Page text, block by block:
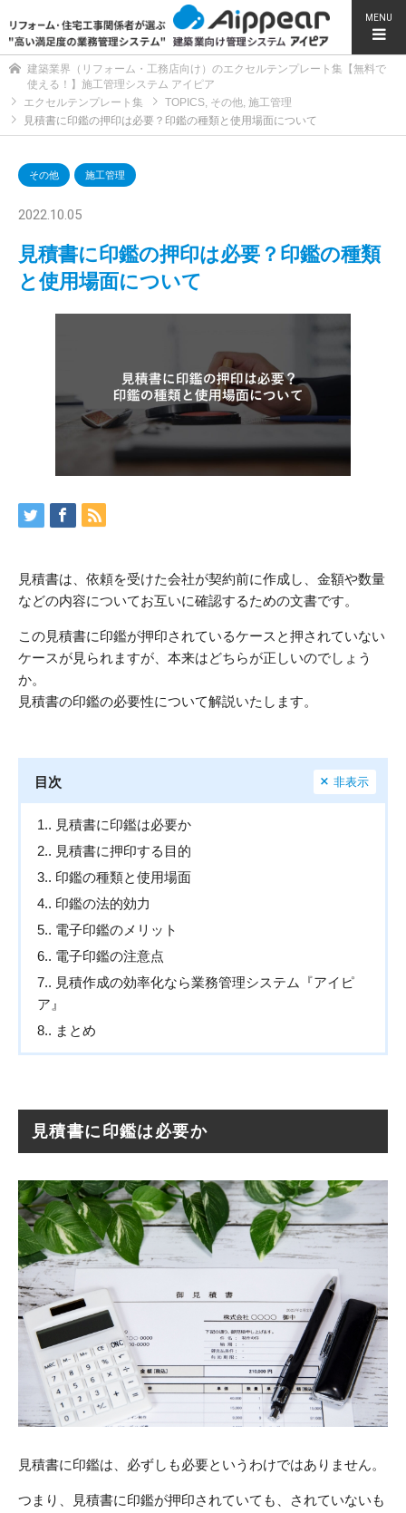
MENU
建築業界（リフォーム・工務店向け）のエクセルテンプレート集【無料で
使える！】施工管理システム アイピア
エクセルテンプレート集
TOPICS, その他, 施工管理
見積書に印鑑の押印は必要？印鑑の種類と使用場面について
その他 施工管理
2022.10.05
見積書に印鑑の押印は必要？印鑑の種類
と使用場面について
見積書は、依頼を受けた会社が契約前に作成し、金額や数量
などの内容についてお互いに確認するための文書です。
この見積書に印鑑が押印されているケースと押されていない
ケースが見られますが、本来はどちらが正しいのでしょう
か。
見積書の印鑑の必要性について解説いたします。
目次 非表示
1.
見積書に印鑑は必要か
2.
見積書に押印する目的
3. 印鑑の種類と使用場面
4. 印鑑の法的効力
5. 電子印鑑のメリット
6. 電子印鑑の注意点
7.
見積作成の効率化なら業務管理システム『アイピ
ア』
8.
まとめ
見積書に印鑑は必要か
見積書に印鑑は、必ずしも必要というわけではありません。
つまり、見積書に印鑑が押印されていても、されていないも